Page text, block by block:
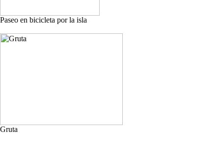
Paseo en bicicleta por la isla
Gruta